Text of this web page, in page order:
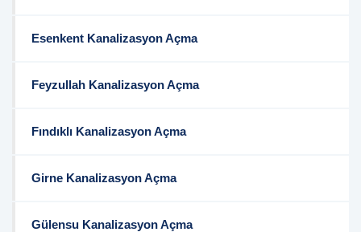
Esenkent Kanalizasyon Açma
Feyzullah Kanalizasyon Açma
Fındıklı Kanalizasyon Açma
Girne Kanalizasyon Açma
Gülensu Kanalizasyon Açma